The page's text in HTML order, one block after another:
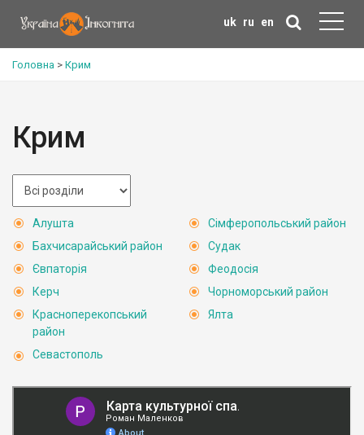
uk ru en
Головна > Крим
Крим
Алушта
Бахчисарайський район
Євпаторія
Керч
Красноперекопський
район
Севастополь
Сімферопольський район
Судак
Феодосія
Чорноморський район
Ялта